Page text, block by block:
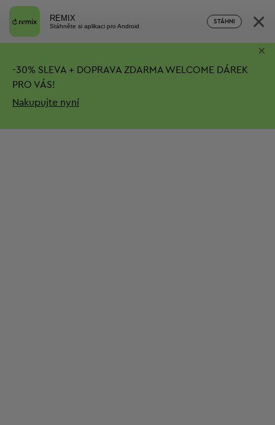
REMIX
Stáhněte si aplikaci pro Android
STÁHNI ×
-30% SLEVA + DOPRAVA ZDARMA WELCOME DÁREK
PRO VÁS!
Nakupujte nyní
×